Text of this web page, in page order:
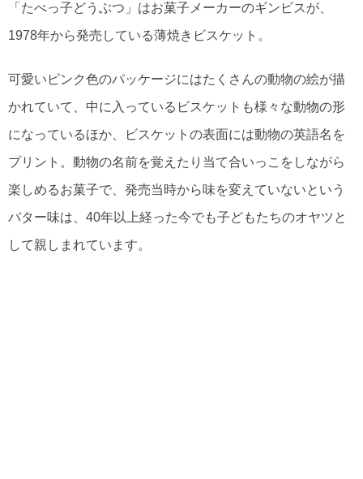
「たべっ子どうぶつ」はお菓子メーカーのギンビスが、
1978年から発売している薄焼きビスケット。
可愛いピンク色のパッケージにはたくさんの動物の絵が描
かれていて、中に入っているビスケットも様々な動物の形
になっているほか、ビスケットの表面には動物の英語名を
プリント。動物の名前を覚えたり当て合いっこをしながら
楽しめるお菓子で、発売当時から味を変えていないという
バター味は、40年以上経った今でも子どもたちのオヤツと
して親しまれています。